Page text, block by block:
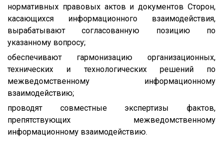
нормативных правовых актов и документов Сторон,
касающихся информационного взаимодействия,
вырабатывают согласованную позицию по
указанному вопросу;
обеспечивают гармонизацию организационных,
технических и технологических решений по
межведомственному информационному
взаимодействию;
проводят совместные экспертизы фактов,
препятствующих межведомственному
информационному взаимодействию.